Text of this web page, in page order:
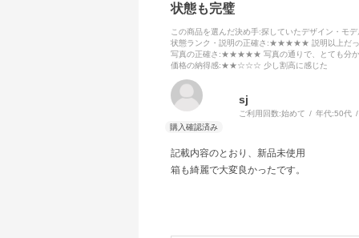
状態も完璧
この商品を選んだ決め手:探していたデザイン・モ
状態ランク・説明の正確さ :★★★★★ 説明以上だっ
写真の正確さ :★★★★★ 写真の通りで、とても分か
価格の納得感:★★☆☆☆ 少し割高に感じた
sj
ご利用回数:始めて 年代:50代
記載内容のとおり、新品未使用
箱も綺麗で大変良かったです。